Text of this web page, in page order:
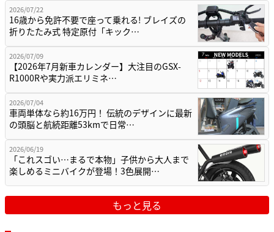
2026/07/22
16歳から免許不要で座って乗れる! ブレイズの
折りたたみ式 特定原付「キック…
2026/07/09
【2026年7月新車カレンダー】大注目のGSX-
R1000Rや実力派エリミネ…
2026/07/04
車両単体なら約16万円！ 伝統のデザインに最新
の頭脳と航続距離53kmで日常…
2026/06/19
「これスゴい…まるで本物」子供から大人まで
楽しめるミニバイクが登場！3色展開…
もっと見る